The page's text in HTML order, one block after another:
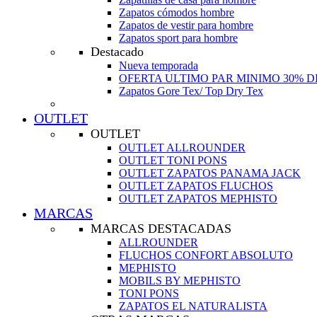
Zapatos cómodos hombre
Zapatos de vestir para hombre
Zapatos sport para hombre
Destacado
Nueva temporada
OFERTA ULTIMO PAR MINIMO 30%
Zapatos Gore Tex/ Top Dry Tex
OUTLET
OUTLET
OUTLET ALLROUNDER
OUTLET TONI PONS
OUTLET ZAPATOS PANAMA JACK
OUTLET ZAPATOS FLUCHOS
OUTLET ZAPATOS MEPHISTO
MARCAS
MARCAS DESTACADAS
ALLROUNDER
FLUCHOS CONFORT ABSOLUTO
MEPHISTO
MOBILS BY MEPHISTO
TONI PONS
ZAPATOS EL NATURALISTA